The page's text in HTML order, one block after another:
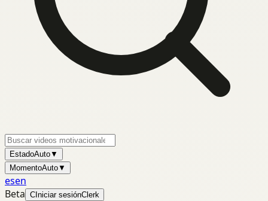
EstadoAuto▼
MomentoAuto▼
esen
Beta C Iniciar sesiónClerk